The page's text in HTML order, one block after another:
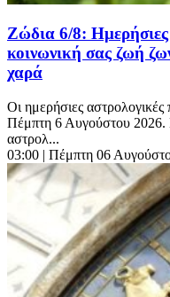
Ζώδια 6/8: Ημερήσιες
κοινωνική σας ζωή
χαρά
Οι ημερήσιες αστρολογικές
Πέμπτη 6 Αυγούστου 2026.
αστρολ...
03:00 | Πέμπτη 06